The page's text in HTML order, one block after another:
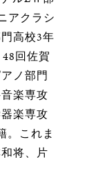
アクラシ
高校3年
回佐賀
ノ部門
楽専攻
楽専攻
。これま
将、片